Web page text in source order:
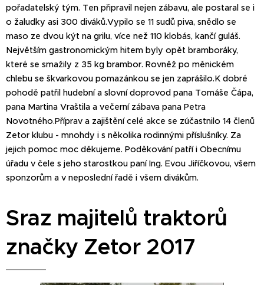
pořadatelský tým. Ten připravil nejen zábavu, ale postaral se i
o žaludky asi 300 diváků.Vypilo se 11 sudů piva, snědlo se
maso ze dvou kýt na grilu, více než 110 klobás, kančí guláš.
Největším gastronomickým hitem byly opět bramboráky,
které se smažily z 35 kg brambor. Rovněž po měnickém
chlebu se škvarkovou pomazánkou se jen zaprášilo.K dobré
pohodě patřil hudební a slovní doprovod pana Tomáše Čápa,
pana Martina Vraštila a večerní zábava pana Petra
Novotného.Příprav a zajištění celé akce se zúčastnilo 14 členů
Zetor klubu - mnohdy i s několika rodinnými příslušníky. Za
jejich pomoc moc děkujeme. Poděkování patří i Obecnímu
úřadu v čele s jeho starostkou paní Ing. Evou Jiříčkovou, všem
sponzorům a v neposlední řadě i všem divákům.
Sraz majitelů traktorů
značky Zetor 2017